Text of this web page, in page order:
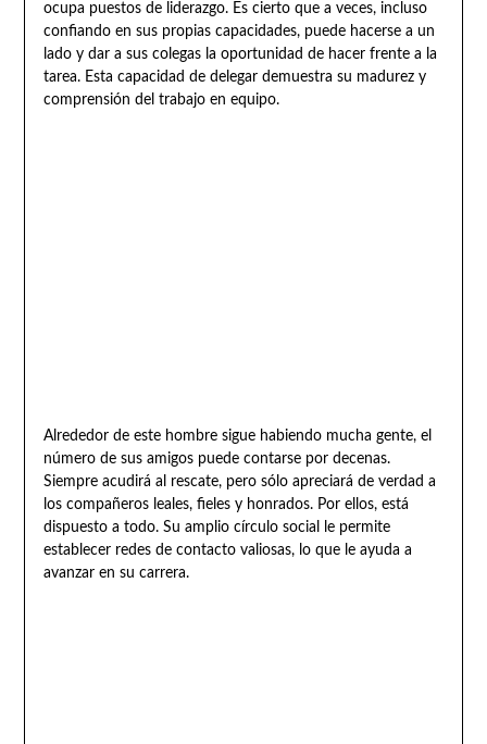
ocupa puestos de liderazgo. Es cierto que a veces, incluso
confiando en sus propias capacidades, puede hacerse a un
lado y dar a sus colegas la oportunidad de hacer frente a la
tarea. Esta capacidad de delegar demuestra su madurez y
comprensión del trabajo en equipo.
Alrededor de este hombre sigue habiendo mucha gente, el
número de sus amigos puede contarse por decenas.
Siempre acudirá al rescate, pero sólo apreciará de verdad a
los compañeros leales, fieles y honrados. Por ellos, está
dispuesto a todo. Su amplio círculo social le permite
establecer redes de contacto valiosas, lo que le ayuda a
avanzar en su carrera.